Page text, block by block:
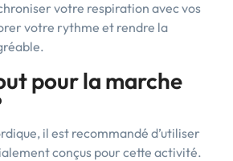
votre respiration avec vos
votre rythme et rendre la
pour la marche
il est recommandé d’utiliser
conçus pour cette activité.